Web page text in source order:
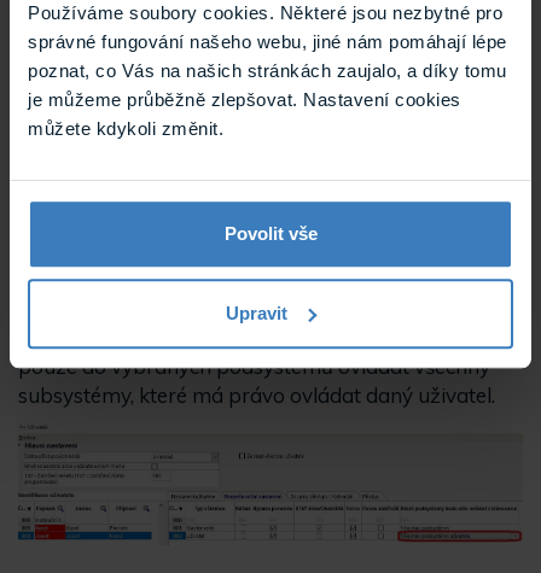
Používáme soubory cookies. Některé jsou nezbytné pro
správné fungování našeho webu, jiné nám pomáhají lépe
poznat, co Vás na našich stránkách zaujalo, a díky tomu
je můžeme průběžně zlepšovat. Nastavení cookies
můžete kdykoli změnit.
Povolit vše
Upravit
PODSYSTÉMY BUDE UŽIV. OVLÁDAT Z
KLÁVESNICE. Daný uživatel může z konkrétní
klávesnice ovládat pouze podsystémy, do kterých je
klávesnice přiřazena.
Pokud zvolíte VŠECHNY PODSYSTÉMY UŽÍVATELE,
pouze do vybraných podsystémů ovládat všechny
subsystémy, které má právo ovládat daný uživatel.